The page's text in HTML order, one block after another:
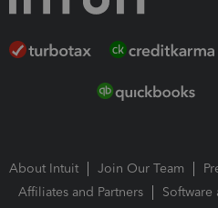
About Intuit Join Our Team
Affiliates and Partners
Software